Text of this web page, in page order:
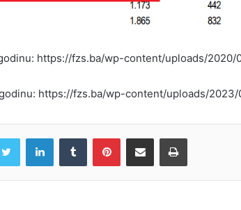
https://fzs.ba/wp-content/uploads/2020/
https://fzs.ba/wp-content/uploads/